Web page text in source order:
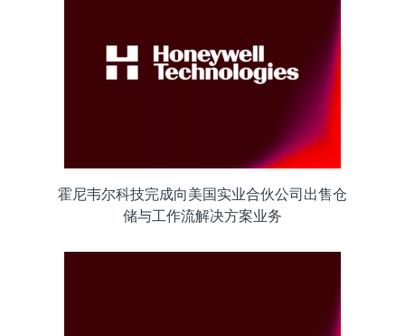
霍尼韦尔科技完成向美国实业合伙公司出售仓
储与工作流解决方案业务